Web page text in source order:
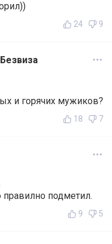
24 9
и горячих мужиков?
18 7
подметил.
9 5